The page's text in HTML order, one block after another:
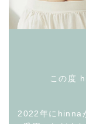
この度
2022年にhinna